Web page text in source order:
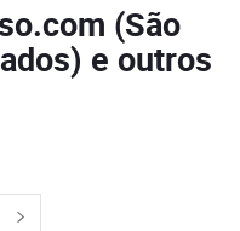
(São
e outros